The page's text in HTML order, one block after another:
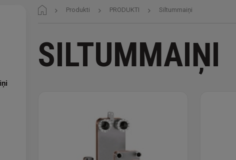
Produkti PRODUKTI Siltummaiņi
SILTUMMAIŅI